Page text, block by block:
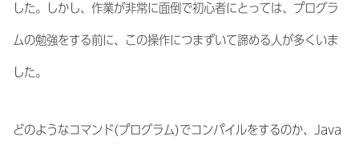
した。しかし、作業が非常に面倒で初心者にとっては、プログラ
ムの勉強をする前に、この操作につまずいて諦める人が多くいま
した。
どのようなコマンド(プログラム)でコンパイルをするのか、Java